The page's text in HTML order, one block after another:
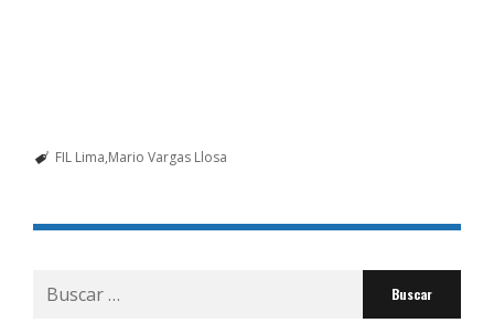
FIL Lima Mario Vargas Llosa
Buscar
por: